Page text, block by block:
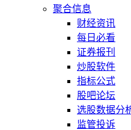
聚合信息
财经资讯
每日必看
证券报刊
炒股软件
指标公式
股吧论坛
选股数据分
监管投诉